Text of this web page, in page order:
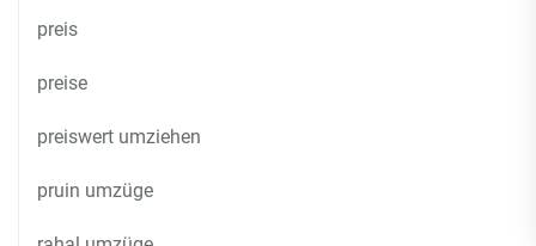
preis
preise
preiswert umziehen
pruin umzüge